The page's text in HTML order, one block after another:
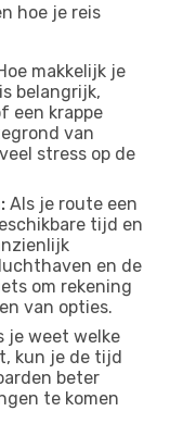
hoe je reis
makkelijk je
belangrijk,
een krappe
van
stress op de
Als je route een
tijd en
en de
om rekening
van opties.
je weet welke
kun je de tijd
beter
te komen